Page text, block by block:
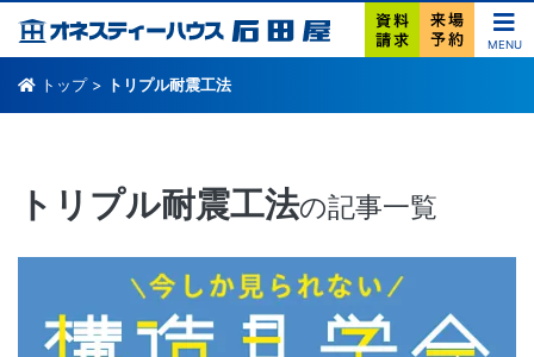
MENU
トップ> トリプル耐震工法
トリプル耐震工法の記事一覧